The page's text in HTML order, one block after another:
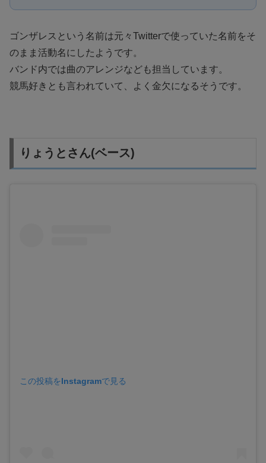
ゴンザレスという名前は元々Twitterで使っていた名前をそ
のまま活動名にしたようです。
バンド内では曲のアレンジなども担当しています。
競馬好きとも言われていて、よく金欠になるそうです。
りょうとさん(ベース)
この投稿をInstagramで見る